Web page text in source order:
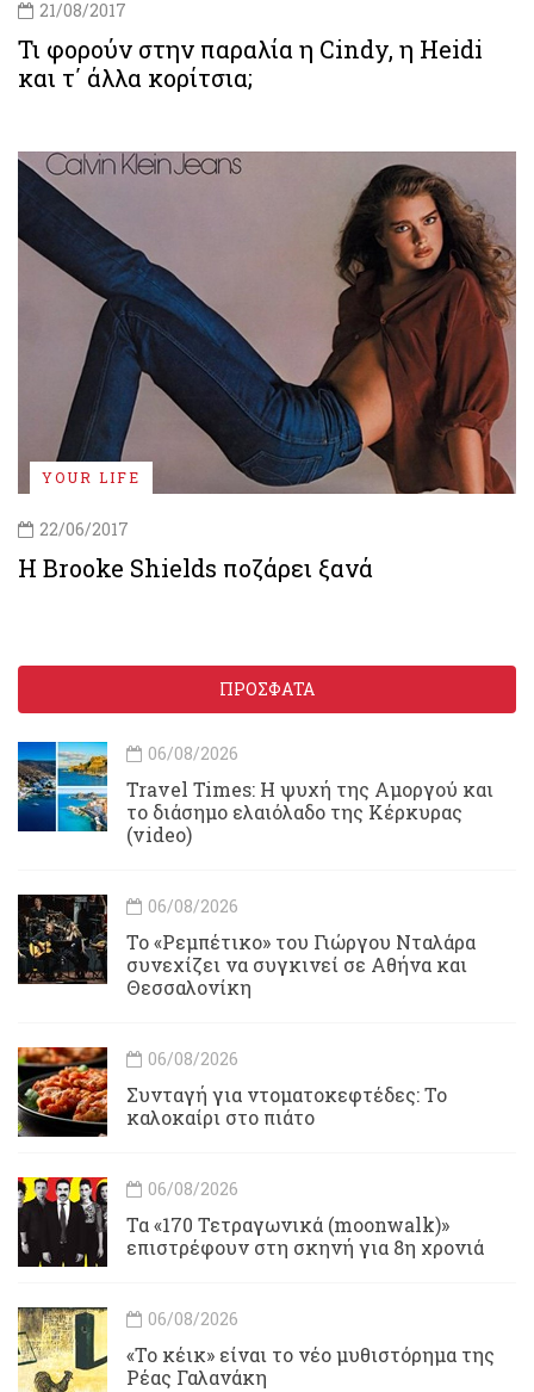
21/08/2017
Τι φορούν στην παραλία η Cindy, η Heidi
και τ΄ άλλα κορίτσια;
YOUR LIFE
22/06/2017
H Βrooke Shields ποζάρει ξανά
ΠΡΟΣΦΑΤΑ
06/08/2026
Travel Times: H ψυχή της Αμοργού και
το διάσημο ελαιόλαδο της Κέρκυρας
(video)
06/08/2026
Το «Ρεμπέτικο» του Γιώργου Νταλάρα
συνεχίζει να συγκινεί σε Αθήνα και
Θεσσαλονίκη
06/08/2026
Συνταγή για ντοματοκεφτέδες: Το
καλοκαίρι στο πιάτο
06/08/2026
Τα «170 Τετραγωνικά (moonwalk)»
επιστρέφουν στη σκηνή για 8η χρονιά
06/08/2026
«Το κέικ» είναι το νέο μυθιστόρημα της
Ρέας Γαλανάκη